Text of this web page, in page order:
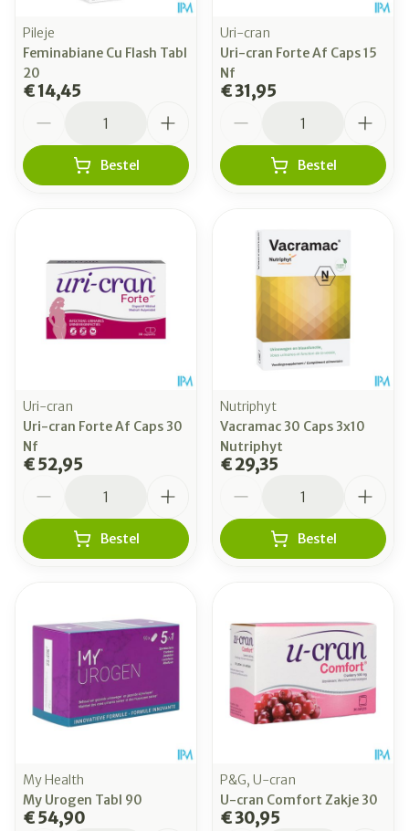
Pileje
Feminabiane Cu Flash Tabl
20
€ 14,45
Bestel
Uri-cran
Uri-cran Forte Af Caps 15
Nf
€ 31,95
Bestel
Uri-cran
Uri-cran Forte Af Caps 30
Nf
€ 52,95
Bestel
Nutriphyt
Vacramac 30 Caps 3x10
Nutriphyt
€ 29,35
Bestel
My Health
My Urogen Tabl 90
€ 54,90
P&G, U-cran
U-cran Comfort Zakje 30
€ 30,95